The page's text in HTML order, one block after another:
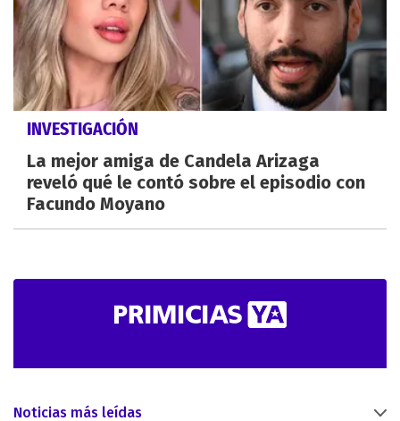
INVESTIGACIÓN
La mejor amiga de Candela Arizaga
reveló qué le contó sobre el episodio con
Facundo Moyano
Noticias más leídas